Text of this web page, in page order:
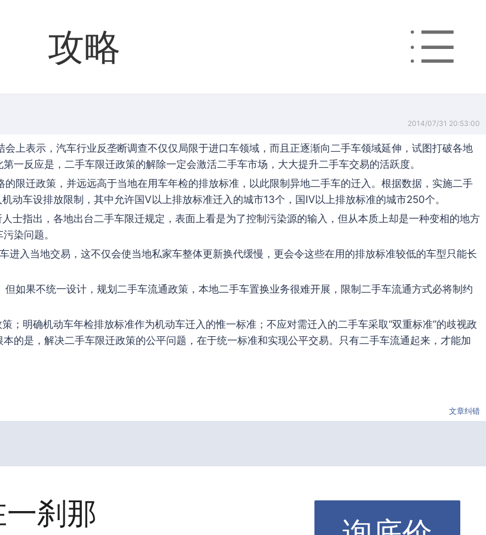
攻略
2014/07/31 20:53:00
上表示，汽车行业反垄断调查不仅仅局限于进口车领域，而且正逐渐向二手车领域延伸，试图打破各地
一反应是，二手车限迁政策的解除一定会激活二手车市场，大大提升二手车交易的活跃度。
限迁政策，并远远高于当地在用车年检的排放标准，以此限制异地二手车的迁入。根据数据，实施二手
动车设排放限制，其中允许国Ⅴ以上排放标准迁入的城市13个，国Ⅳ以上排放标准的城市250个。
士指出，各地出台二手车限迁规定，表面上看是为了控制污染源的输入，但从本质上却是一种变相的地方
染问题。
入当地交易，这不仅会使当地私家车整体更新换代缓慢，更会令这些在用的排放标准较低的车型只能长
如果不统一设计，规划二手车流通政策，本地二手车置换业务很难开展，限制二手车流通方式必将制约
；明确机动车年检排放标准作为机动车迁入的惟一标准；不应对需迁入的二手车采取“双重标准”的歧视政
的是，解决二手车限迁政策的公平问题，在于统一标准和实现公平交易。只有二手车流通起来，才能加
文章纠错
刹那